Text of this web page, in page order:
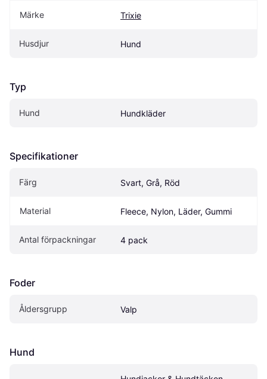
Märke Trixie
Husdjur Hund
Typ
Hund Hundkläder
Specifikationer
Färg Svart, Grå, Röd
Material Fleece, Nylon, Läder, Gummi
Antal förpackningar 4 pack
Foder
Åldersgrupp Valp
Hund